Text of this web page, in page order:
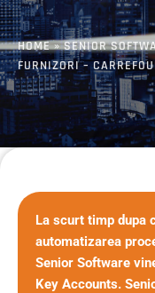
HOME»SENIOR
FURNIZORI –
La scurt timp dupa
automatizarea
Senior Software
Key Accounts.